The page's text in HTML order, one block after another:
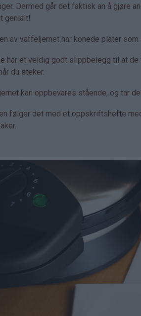
Dermed går det faktisk an å gjøre
genialt!
av vaffeljernet har konede plater
har et veldig godt slippbelegg til at
du steker.
kan oppbevares stående, og tar
følger det med et oppskriftshefte